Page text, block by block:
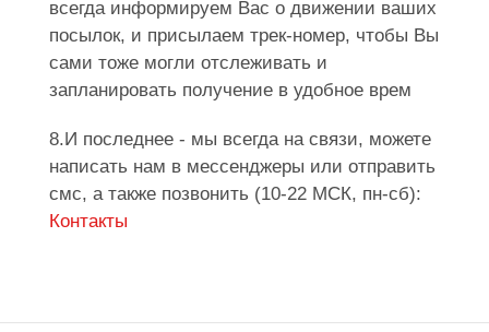
всегда информируем Вас о движении ваших
посылок, и присылаем трек-номер, чтобы Вы
сами тоже могли отслеживать и
запланировать получение в удобное врем
8.И последнее - мы всегда на связи, можете
написать нам в мессенджеры или отправить
смс, а также позвонить (10-22 МСК, пн-сб):
Контакты